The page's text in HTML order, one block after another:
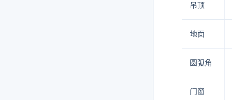
吊顶
地面
圆弧角
门窗